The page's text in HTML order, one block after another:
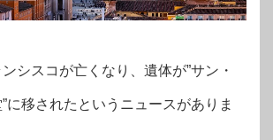
シスコが亡くなり、遺体が”サン・
に移されたというニュースがありま